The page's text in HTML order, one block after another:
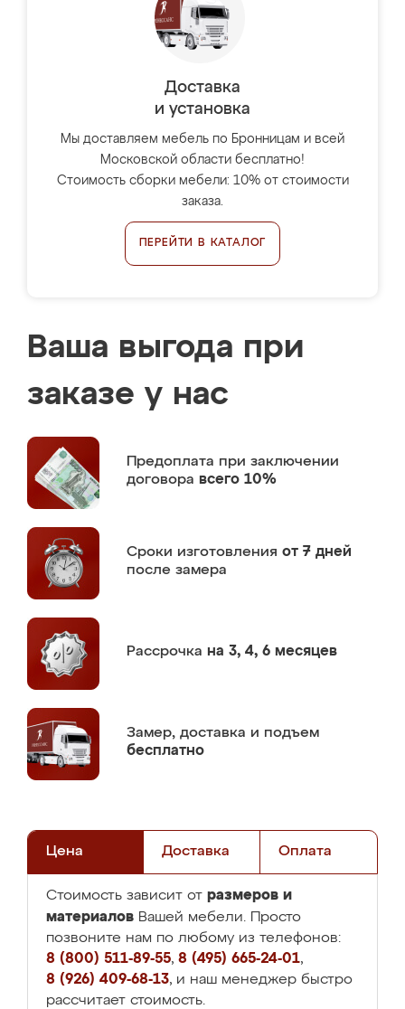
Доставка
и установка
Мы доставляем мебель по Бронницам и всей
Московской области бесплатно!
Стоимость сборки мебели: 10% от стоимости
заказа.
ПЕРЕЙТИ В КАТАЛОГ
Ваша выгода при
заказе у нас
Предоплата при заключении
договора всего 10%
Сроки изготовления от 7 дней
после замера
Рассрочка на 3, 4, 6 месяцев
Замер, доставка и подъем
бесплатно
Цена Доставка Оплата
Стоимость зависит от размеров и
материалов Вашей мебели. Просто
позвоните нам по любому из телефонов:
8 (800) 511-89-55, 8 (495) 665-24-01,
8 (926) 409-68-13, и наш менеджер быстро
рассчитает стоимость.